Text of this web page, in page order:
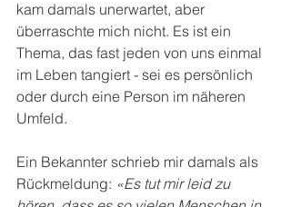
kam damals unerwartet, aber
überraschte mich nicht. Es ist ein
Thema, das fast jeden von uns einmal
im Leben tangiert - sei es persönlich
oder durch eine Person im näheren
Umfeld.
Ein Bekannter schrieb mir damals als
Rückmeldung: «Es tut mir leid zu